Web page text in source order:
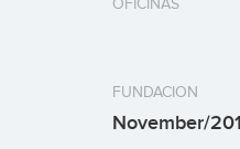
OFICINAS
FUNDACION
November/